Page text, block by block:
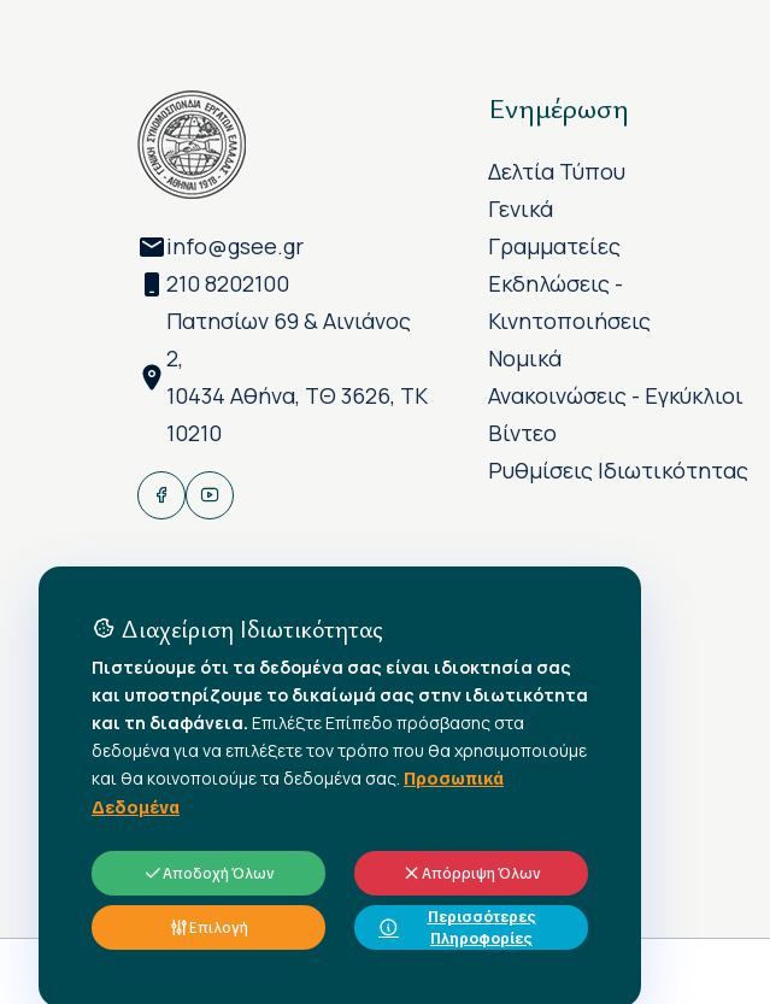
info@gsee.gr
210 8202100
Πατησίων 69 & Αινιάνος
2,
10434 Αθήνα, ΤΘ 3626, ΤΚ
10210
Ενημέρωση
Δελτία Τύπου
Γενικά
Γραμματείες
Εκδηλώσεις -
Κινητοποιήσεις
Νομικά
Ανακοινώσεις - Εγκύκλιοι
Βίντεο
Ρυθμίσεις Ιδιωτικότητας
Διαχείριση Ιδιωτικότητας
Πιστεύουμε ότι τα δεδομένα σας είναι ιδιοκτησία σας
και υποστηρίζουμε το δικαίωμά σας στην ιδιωτικότητα
και τη διαφάνεια. Επιλέξτε Επίπεδο πρόσβασης στα
δεδομένα για να επιλέξετε τον τρόπο που θα χρησιμοποιούμε
και θα κοινοποιούμε τα δεδομένα σας. Προσωπικά
Δεδομένα
Αποδοχή Όλων Απόρριψη Όλων
Επιλογή
Περισσότερες
Πληροφορίες